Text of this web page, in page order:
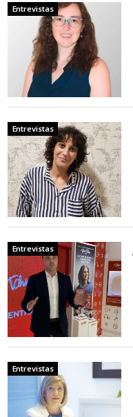
Entrevistas
Entrevistas
Entrevistas
Entrevistas